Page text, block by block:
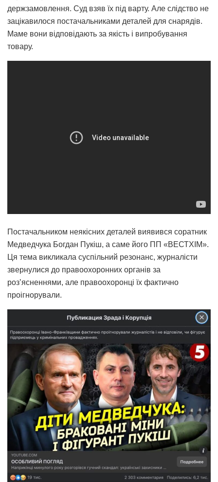
держзамовлення. Суд взяв їх під варту. Але слідство не
зацікавилося постачальниками деталей для снарядів.
Маме вони відповідають за якість і випробування
товару.
Постачальником неякісних деталей виявився соратник
Медведчука Богдан Пукіш, а саме його ПП «ВЕСТХІМ».
Ця тема викликала суспільний резонанс, журналісти
звернулися до правоохоронних органів за
розʼясненнями, але правоохоронці їх фактично
проігнорували.